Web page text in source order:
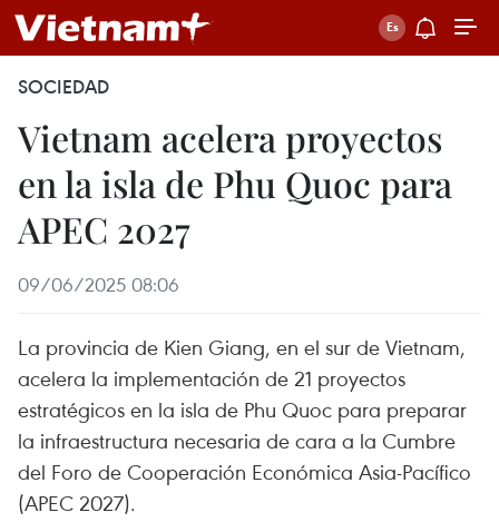
SOCIEDAD
Vietnam acelera proyectos
en la isla de Phu Quoc para
APEC 2027
09/06/2025 08:06
La provincia de Kien Giang, en el sur de Vietnam,
acelera la implementación de 21 proyectos
estratégicos en la isla de Phu Quoc para preparar
la infraestructura necesaria de cara a la Cumbre
del Foro de Cooperación Económica Asia-Pacífico
(APEC 2027).